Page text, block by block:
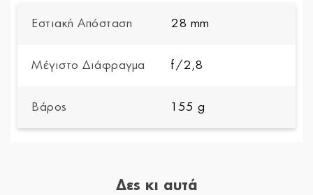
Εστιακή Απόσταση 28 mm
Μέγιστο Διάφραγμα f/2,8
Βάρος 155 g
Δες κι αυτά